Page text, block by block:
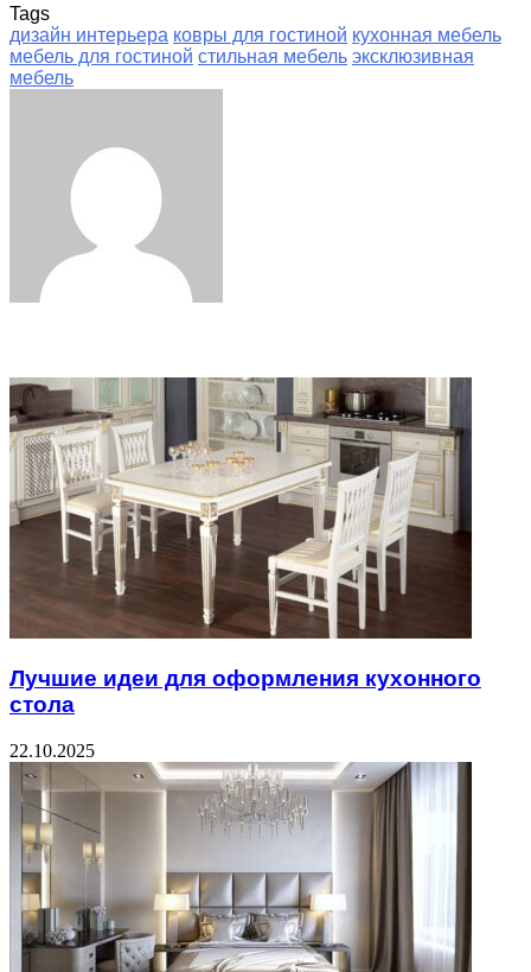
Tags
дизайн интерьера ковры для гостиной кухонная мебель
мебель для гостиной стильная мебель эксклюзивная
мебель
Лучшие идеи для оформления кухонного
стола
22.10.2025